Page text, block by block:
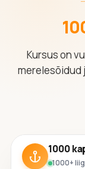
Kursus on
merelesõidud
1000
1000+